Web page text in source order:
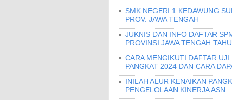
SMK NEGERI 1 KEDAWUNG
PROV. JAWA TENGAH
JUKNIS DAN INFO DAFTAR
PROVINSI JAWA TENGAH
CARA MENGIKUTI DAFTAR
PANGKAT 2024 DAN CARA
INILAH ALUR KENAIKAN
PENGELOLAAN KINERJA ASN